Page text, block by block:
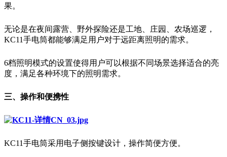
果。
无论是在夜间露营、野外探险还是工地、庄园、农场巡逻，
KC11手电筒都能够满足用户对于远距离照明的需求。
6档照明模式的设置使得用户可以根据不同场景选择适合的亮
度，满足各种环境下的照明需求。
三、操作和便携性
KC11手电筒采用电子侧按键设计，操作简便方便。